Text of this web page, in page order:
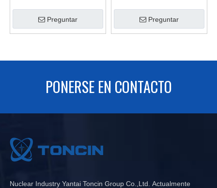
del tanque espesador de
mineral
Preguntar
alta eficiencia para
tratamiento de lodos
Preguntar
PONERSE EN CONTACTO
Nuclear Industry Yantai Toncin Group Co.,Ltd. Actualmente